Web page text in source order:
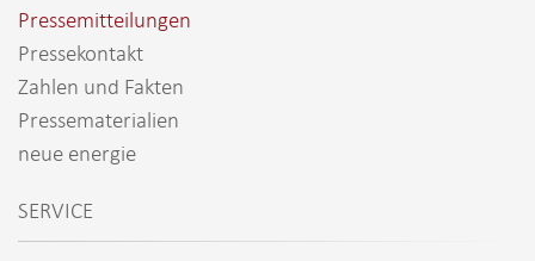
Pressemitteilungen
Pressekontakt
Zahlen und Fakten
Pressematerialien
neue energie
SERVICE